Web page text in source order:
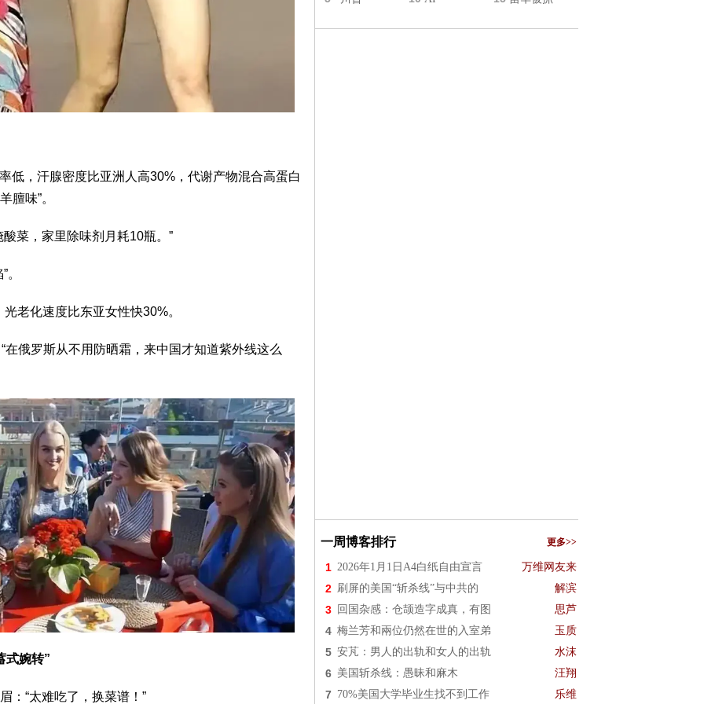
低，汗腺密度比亚洲人高30%，代谢产物混合高蛋白
膻味”。
菜，家里除味剂月耗10瓶。”
老化速度比东亚女性快30%。
俄罗斯从不用防晒霜，来中国才知道紫外线这么
式婉转”
：“太难吃了，换菜谱！”
一周博客排行 更多>>
1 2026年1月1日A4白纸自由宣言 万维网友来
2 刷屏的美国“斩杀线”与中共的 解滨
3 回国杂感：仓颉造字成真，有图 思芦
4 梅兰芳和兩位仍然在世的入室弟 玉质
5 安芃：男人的出轨和女人的出轨 水沫
6 美国斩杀线：愚昧和麻木 汪翔
7 70%美国大学毕业生找不到工作 乐维